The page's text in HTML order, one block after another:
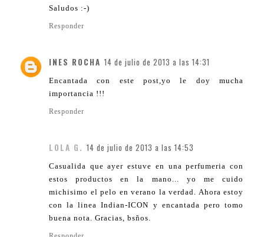
Saludos :-)
Responder
INES ROCHA 14 de julio de 2013 a las 14:31
Encantada con este post,yo le doy mucha
importancia !!!
Responder
LOLA G. 14 de julio de 2013 a las 14:53
Casualida que ayer estuve en una perfumeria con
estos productos en la mano... yo me cuido
michisimo el pelo en verano la verdad. Ahora estoy
con la linea Indian-ICON y encantada pero tomo
buena nota. Gracias, bsños.